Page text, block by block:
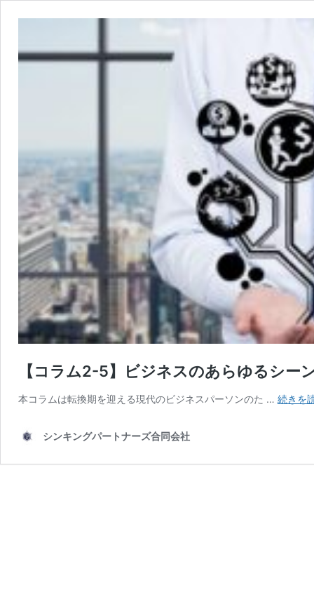
【コラム2-5】ビジネスのあらゆるシー
本コラムは転換期を迎える現代のビジネスパーソンのた … 続きを
シンキングパートナーズ合同会社